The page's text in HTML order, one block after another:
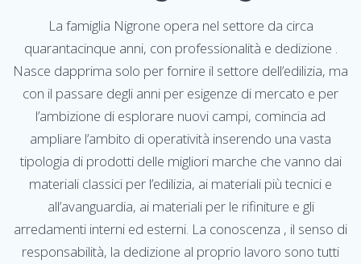
La famiglia Nigrone opera nel settore da circa
quarantacinque anni, con professionalità e dedizione .
Nasce dapprima solo per fornire il settore dell’edilizia, ma
con il passare degli anni per esigenze di mercato e per
l’ambizione di esplorare nuovi campi, comincia ad
ampliare l’ambito di operatività inserendo una vasta
tipologia di prodotti delle migliori marche che vanno dai
materiali classici per l’edilizia, ai materiali più tecnici e
all’avanguardia, ai materiali per le rifiniture e gli
arredamenti interni ed esterni. La conoscenza , il senso di
responsabilità, la dedizione al proprio lavoro sono tutti